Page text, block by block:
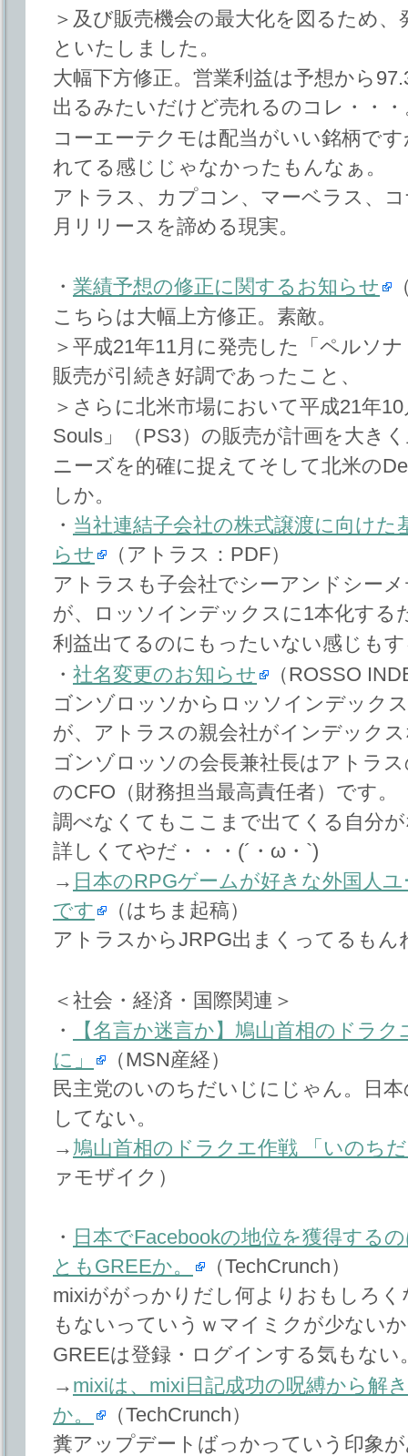
＞及び販売機会の最大化を図るため
といたしました。
大幅下方修正。営業利益は予想から
出るみたいだけど売れるのコレ・・・
コーエーテクモは配当がいい銘柄で
れてる感じじゃなかったもんなぁ。
アトラス、カプコン、マーベラス、
月リリースを諦める現実。
・ 業績予想の修正に関するお知らせ
こちらは大幅上方修正。素敵。
＞平成21年11月に発売した「ペルソ
販売が引続き好調であったこと、
＞さらに北米市場において平成21年
Souls」（PS3）の販売が計画を大き
ニーズを的確に捉えてそして北米の
しか。
・ 当社連結子会社の株式譲渡に向け
らせ
（アトラス：PDF）
アトラスも子会社でシーアンドシー
が、ロッソインデックスに1本化する
利益出てるのにもったいない感じも
・ 社名変更のお知らせ
（ROSSO
ゴンゾロッソからロッソインデック
が、アトラスの親会社がインデック
ゴンゾロッソの会長兼社長はアトラ
のCFO（財務担当最高責任者）です。
調べなくてもここまで出てくる自分
詳しくてやだ・・・(´・ω・`)
→ 日本のRPGゲームが好きな外国人
です
（はちま起稿）
アトラスからJRPG出まくってるもん
＜社会・経済・国際関連＞
・
【名言か迷言か】鳩山首相のドラ
に」
（MSN産経）
民主党のいのちだいじにじゃん。日
してない。
→ 鳩山首相のドラクエ作戦 「いのち
ァモザイク）
・ 日本でFacebookの地位を獲得する
ともGREEか。
（TechCrunch）
mixiががっかりだし何よりおもしろ
もないっていうｗマイミクが少ない
GREEは登録・ログインする気もない
→ mixiは、mixi日記成功の呪縛から解
か。
（TechCrunch）
糞アップデートばっかっていう印象